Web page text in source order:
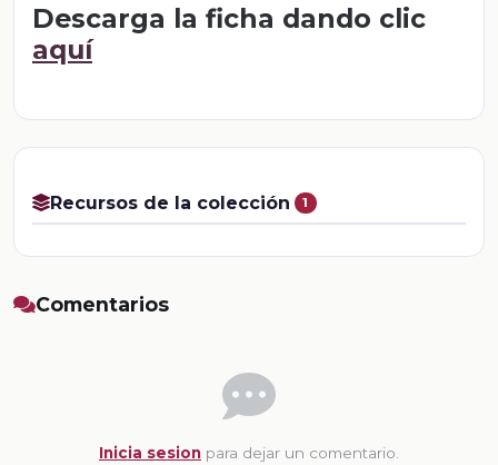
Descarga la ficha dando clic
aquí
Recursos de la colección 1
Comentarios
Inicia sesion para dejar un comentario.